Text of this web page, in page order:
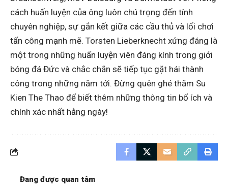
cách huấn luyện của ông luôn chú trọng đến tính
chuyên nghiệp, sự gắn kết giữa các cầu thủ và lối chơi
tấn công mạnh mẽ. Torsten Lieberknecht xứng đáng là
một trong những huấn luyện viên đáng kính trong giới
bóng đá Đức và chắc chắn sẽ tiếp tục gặt hái thành
công trong những năm tới. Đừng quên ghé thăm Su
Kien The Thao để biết thêm những thông tin bổ ích và
chính xác nhất hằng ngày!
Đang được quan tâm